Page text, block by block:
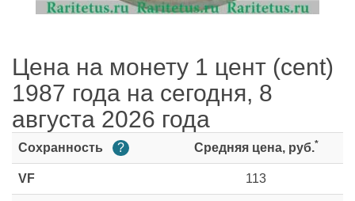
Цена на монету 1 цент (cent)
1987 года на сегодня, 8
августа 2026 года
Сохранность ? Средняя цена, руб.*
VF 113